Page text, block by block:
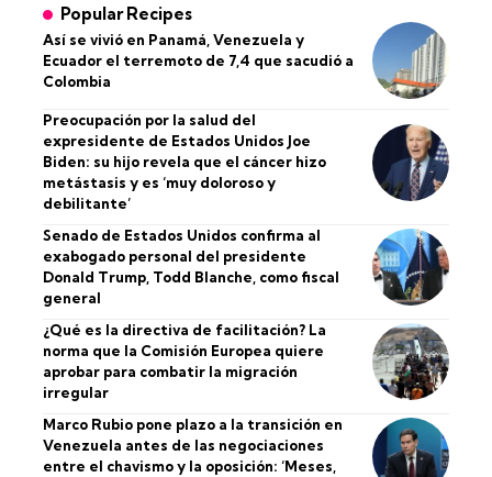
Popular Recipes
Así se vivió en Panamá, Venezuela y
Ecuador el terremoto de 7,4 que sacudió a
Colombia
Preocupación por la salud del
expresidente de Estados Unidos Joe
Biden: su hijo revela que el cáncer hizo
metástasis y es ‘muy doloroso y
debilitante’
Senado de Estados Unidos confirma al
exabogado personal del presidente
Donald Trump, Todd Blanche, como fiscal
general
¿Qué es la directiva de facilitación? La
norma que la Comisión Europea quiere
aprobar para combatir la migración
irregular
Marco Rubio pone plazo a la transición en
Venezuela antes de las negociaciones
entre el chavismo y la oposición: ‘Meses,